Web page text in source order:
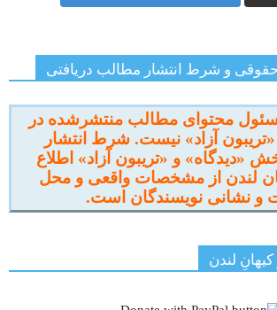
و شرط انتشار مطالب دریافتی
محتوای مطالب منتشرشده در
«تریبون آزاد» نیست. شرط انتشار
«دیدگاه» و «تریبون آزاد» اطلاع
لندن از مشخصات واقعی و محل
و نشانی نویسندگان است.
لندن